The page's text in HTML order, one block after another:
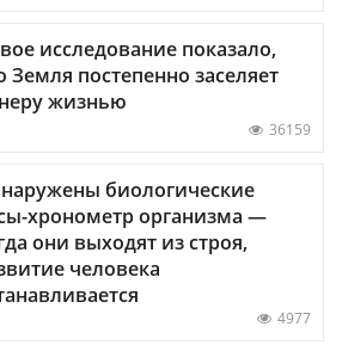
исследование показало,
Земля постепенно заселяет
жизнью
36159
биологические
хронометр организма —
они выходят из строя,
человека
4977